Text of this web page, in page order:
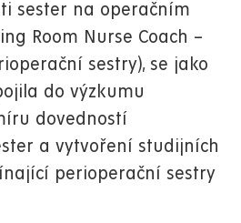
sester na operačním
Room Nurse Coach –
sestry), se jako
do výzkumu
dovedností
a vytvoření studijních
perioperační sestry